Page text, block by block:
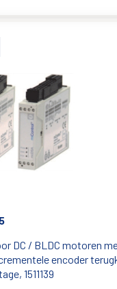
DC / BLDC motoren
encoder
1511139